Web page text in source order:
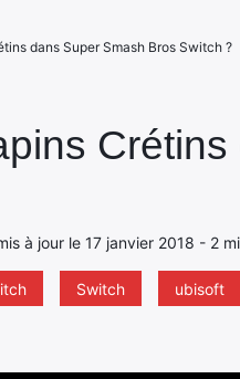
à jour le 17 janvier 2018 - 2
Switch ubisoft
dans Super Smash Bros Switch ?